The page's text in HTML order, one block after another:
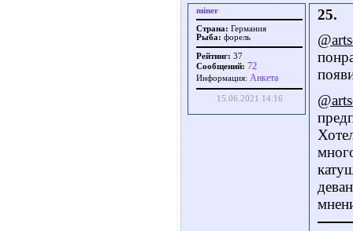
miner
Страна: Германия
Рыба: форель
Рейтинг: 37
Сообщений: 72
Информация: Aнкета
15.06.2021 14:16
25.